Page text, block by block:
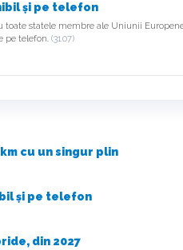
și pe telefon
statele membre ale Uniunii
pe telefon. (31.07)
cu un singur plin
și pe telefon
din 2027